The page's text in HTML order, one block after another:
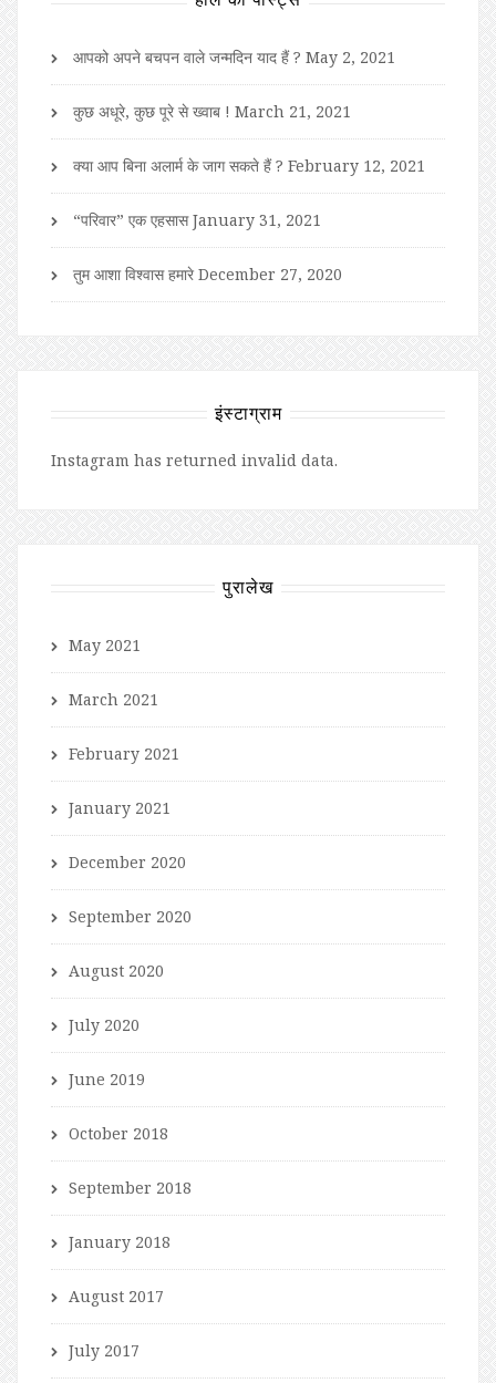
आपको अपने बचपन वाले जन्मदिन याद हैं ? May 2, 2021
कुछ अधूरे, कुछ पूरे से ख्वाब ! March 21, 2021
क्या आप बिना अलार्म के जाग सकते हैं ? February 12, 2021
“परिवार” एक एहसास January 31, 2021
तुम आशा विश्वास हमारे December 27, 2020
इंस्टाग्राम
Instagram has returned invalid data.
पुरालेख
May 2021
March 2021
February 2021
January 2021
December 2020
September 2020
August 2020
July 2020
June 2019
October 2018
September 2018
January 2018
August 2017
July 2017